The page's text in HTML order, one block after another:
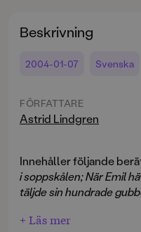
Beskrivning
2004-01-07 Svenska
FÖRFATTARE
Astrid Lindgren
Innehåller följande
i soppskålen; När Emil
täljde sin hundrade
+ Läs mer